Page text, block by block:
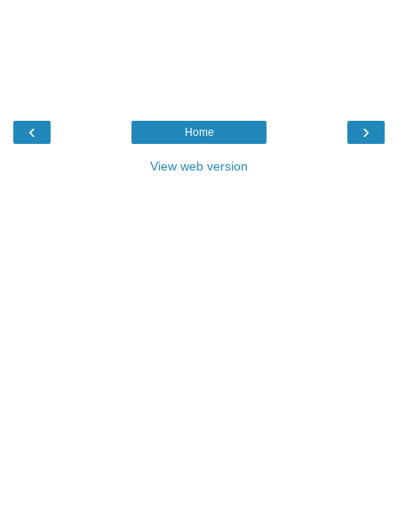
‹ ›
Home
View web version